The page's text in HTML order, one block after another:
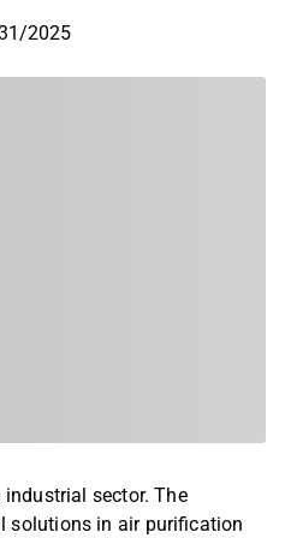
2025
sector. The
solutions in air purification